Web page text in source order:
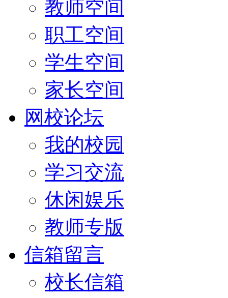
教师空间
职工空间
学生空间
家长空间
网校论坛
我的校园
学习交流
休闲娱乐
教师专版
信箱留言
校长信箱